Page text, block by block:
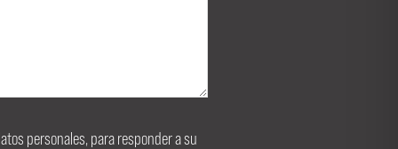
personales, para responder a su